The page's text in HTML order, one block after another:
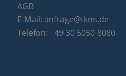
AGB
E-Mail: anfrage@tkns.de
Telefon: +49 30 5050 8080